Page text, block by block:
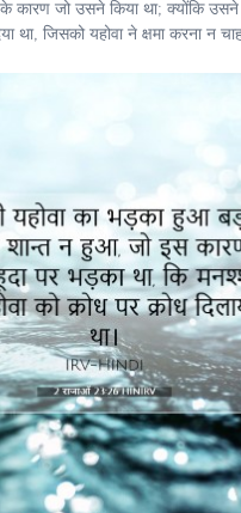
कारण जो उसने किया था; क्योंकि
था, जिसको यहोवा ने क्षमा करना न